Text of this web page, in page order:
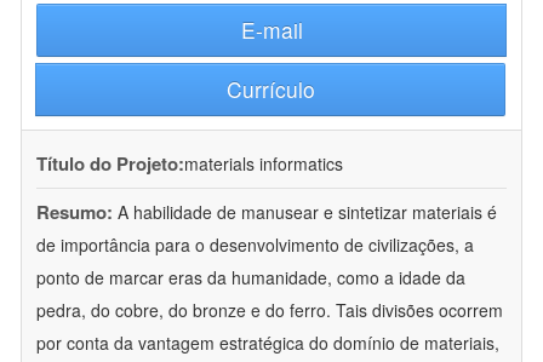
E-mail
Currículo
Título do Projeto:materials informatics
Resumo: A habilidade de manusear e sintetizar materiais é
de importância para o desenvolvimento de civilizações, a
ponto de marcar eras da humanidade, como a idade da
pedra, do cobre, do bronze e do ferro. Tais divisões ocorrem
por conta da vantagem estratégica do domínio de materiais,